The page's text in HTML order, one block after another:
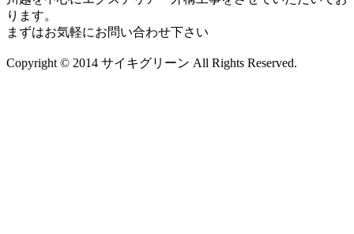
ります。
まずはお気軽にお問い合わせ下さい
Copyright © 2014 サイキグリーン All Rights Reserved.